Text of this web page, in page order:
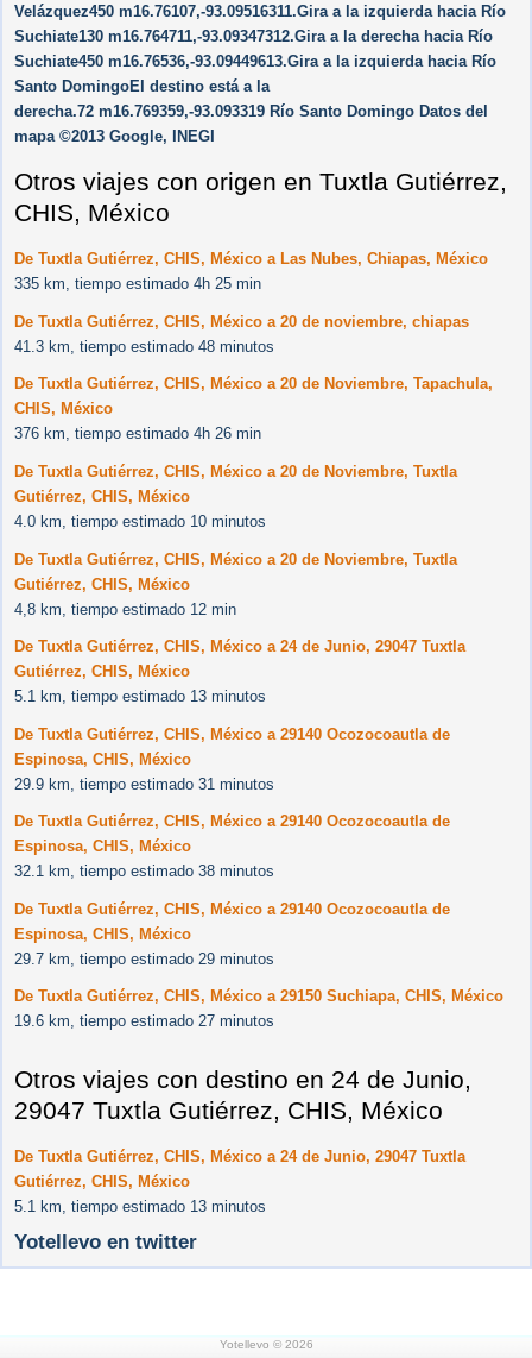
Velázquez450 m16.76107,-93.09516311.Gira a la izquierda hacia Río
Suchiate130 m16.764711,-93.09347312.Gira a la derecha hacia Río
Suchiate450 m16.76536,-93.09449613.Gira a la izquierda hacia Río
Santo DomingoEl destino está a la
derecha.72 m16.769359,-93.093319 Río Santo Domingo Datos del
mapa ©2013 Google, INEGI
Otros viajes con origen en Tuxtla Gutiérrez,
CHIS, México
De Tuxtla Gutiérrez, CHIS, México a Las Nubes, Chiapas, México
335 km, tiempo estimado 4h 25 min
De Tuxtla Gutiérrez, CHIS, México a 20 de noviembre, chiapas
41.3 km, tiempo estimado 48 minutos
De Tuxtla Gutiérrez, CHIS, México a 20 de Noviembre, Tapachula,
CHIS, México
376 km, tiempo estimado 4h 26 min
De Tuxtla Gutiérrez, CHIS, México a 20 de Noviembre, Tuxtla
Gutiérrez, CHIS, México
4.0 km, tiempo estimado 10 minutos
De Tuxtla Gutiérrez, CHIS, México a 20 de Noviembre, Tuxtla
Gutiérrez, CHIS, México
4,8 km, tiempo estimado 12 min
De Tuxtla Gutiérrez, CHIS, México a 24 de Junio, 29047 Tuxtla
Gutiérrez, CHIS, México
5.1 km, tiempo estimado 13 minutos
De Tuxtla Gutiérrez, CHIS, México a 29140 Ocozocoautla de
Espinosa, CHIS, México
29.9 km, tiempo estimado 31 minutos
De Tuxtla Gutiérrez, CHIS, México a 29140 Ocozocoautla de
Espinosa, CHIS, México
32.1 km, tiempo estimado 38 minutos
De Tuxtla Gutiérrez, CHIS, México a 29140 Ocozocoautla de
Espinosa, CHIS, México
29.7 km, tiempo estimado 29 minutos
De Tuxtla Gutiérrez, CHIS, México a 29150 Suchiapa, CHIS, México
19.6 km, tiempo estimado 27 minutos
Otros viajes con destino en 24 de Junio,
29047 Tuxtla Gutiérrez, CHIS, México
De Tuxtla Gutiérrez, CHIS, México a 24 de Junio, 29047 Tuxtla
Gutiérrez, CHIS, México
5.1 km, tiempo estimado 13 minutos
Yotellevo en twitter
Yotellevo © 2026